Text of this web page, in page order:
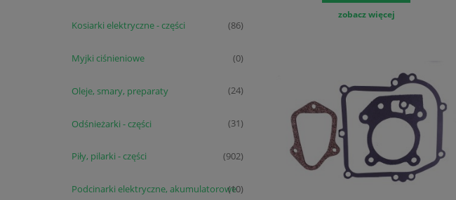
Kosiarki elektryczne - części (86)
Myjki ciśnieniowe (0)
Oleje, smary, preparaty (24)
Odśnieżarki - części (31)
Piły, pilarki - części (902)
Podcinarki elektryczne, akumulatorowe(10)
zobacz więcej